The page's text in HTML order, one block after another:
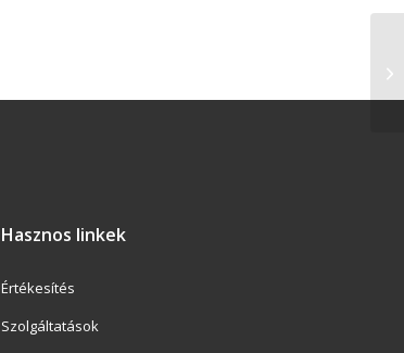
Hasznos linkek
Értékesítés
Szolgáltatások